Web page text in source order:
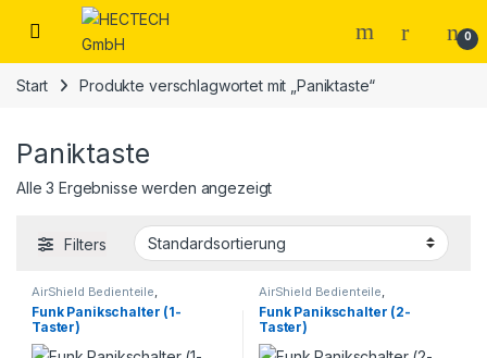
Open 0
Start Produkte verschlagwortet mit „Paniktaste“
Paniktaste
Alle 3 Ergebnisse werden angezeigt
Filters
AirShield Bedienteile,
Alarmanlagen ,Dahua AirShield
Sicherheitstechnik
Funk Panikschalter (1-
Taster)
AirShield Bedienteile,
Alarmanlagen ,Dahua AirShield
Sicherheitstechnik
Funk Panikschalter (2-
Taster)